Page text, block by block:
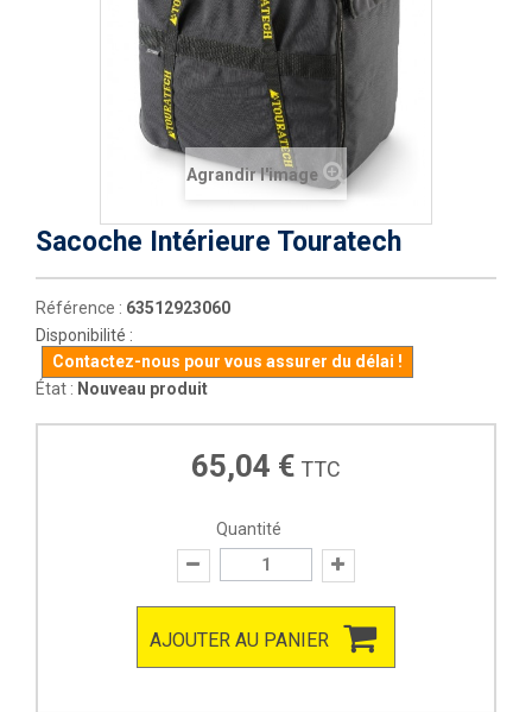
Agrandir l'image
Sacoche Intérieure Touratech
Référence : 63512923060
Disponibilité :
Contactez-nous pour vous assurer du délai !
État : Nouveau produit
65,04 € TTC
Quantité
AJOUTER AU PANIER